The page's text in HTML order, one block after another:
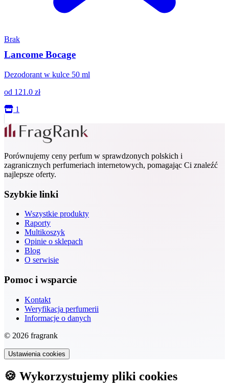
Brak
Lancome Bocage
Dezodorant w kulce 50 ml
od 121.0 zł
1
Porównujemy ceny perfum w sprawdzonych polskich i
zagranicznych perfumeriach internetowych, pomagając Ci znaleźć
najlepsze oferty.
Szybkie linki
Wszystkie produkty
Raporty
Multikoszyk
Opinie o sklepach
Blog
O serwisie
Pomoc i wsparcie
Kontakt
Weryfikacja perfumerii
Informacje o danych
© 2026 fragrank
Ustawienia cookies
🍪 Wykorzystujemy pliki cookies